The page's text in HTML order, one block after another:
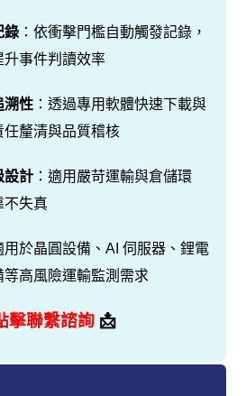
錄 ：依衝擊門檻自動觸發記錄，
事件判讀效率
溯性 ：透過專用軟體快速下載與
釐清與品質稽核
設計 ：適用嚴苛運輸與倉儲環
不失真
用於晶圓設備、AI 伺服器、鋰電
高風險運輸監測需求
擊聯繫諮詢 📩